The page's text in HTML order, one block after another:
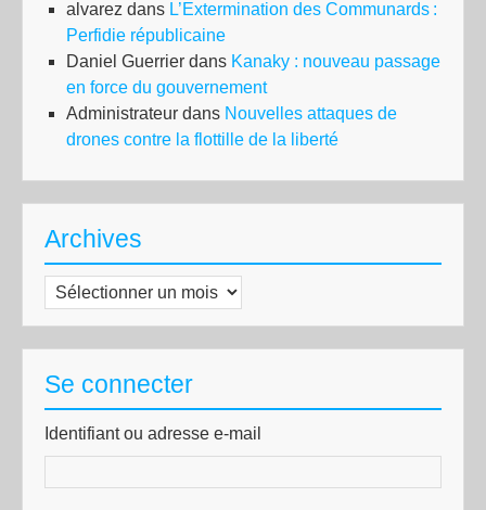
alvarez dans L’Extermination des Communards :
Perfidie républicaine
Daniel Guerrier dans Kanaky : nouveau passage
en force du gouvernement
Administrateur dans Nouvelles attaques de
drones contre la flottille de la liberté
Archives
Archives
Se connecter
Identifiant ou adresse e-mail